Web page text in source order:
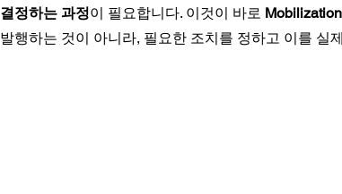
결정하는 과정이 필요합니다. 이것이 바로 Mobilization
발행하는 것이 아니라, 필요한 조치를 정하고 이를 실